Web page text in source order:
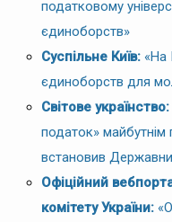
податковому
єдиноборств»
Суспільне Київ: «На
єдиноборств для
Світове українство:
податок» майбутнім
встановив
Офіційний
комітету України: